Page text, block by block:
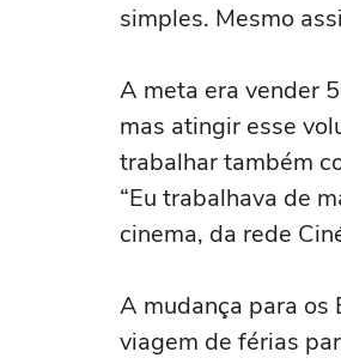
simples. Mesmo
A meta era vender
mas atingir esse
trabalhar também
“Eu trabalhava de
cinema, da rede
A mudança para os
viagem de férias